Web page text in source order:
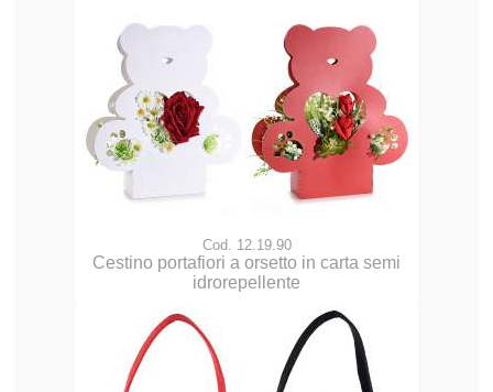
Cod. 12.19.90
Cestino portafiori a orsetto in carta semi
idrorepellente